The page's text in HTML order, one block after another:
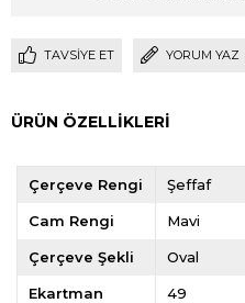
TAVSIYE ET YORUM YAZ
ÜRÜN ÖZELLIKLERI
Çerçeve Rengi Şeffaf
Cam Rengi Mavi
Çerçeve Şekli Oval
Ekartman 49